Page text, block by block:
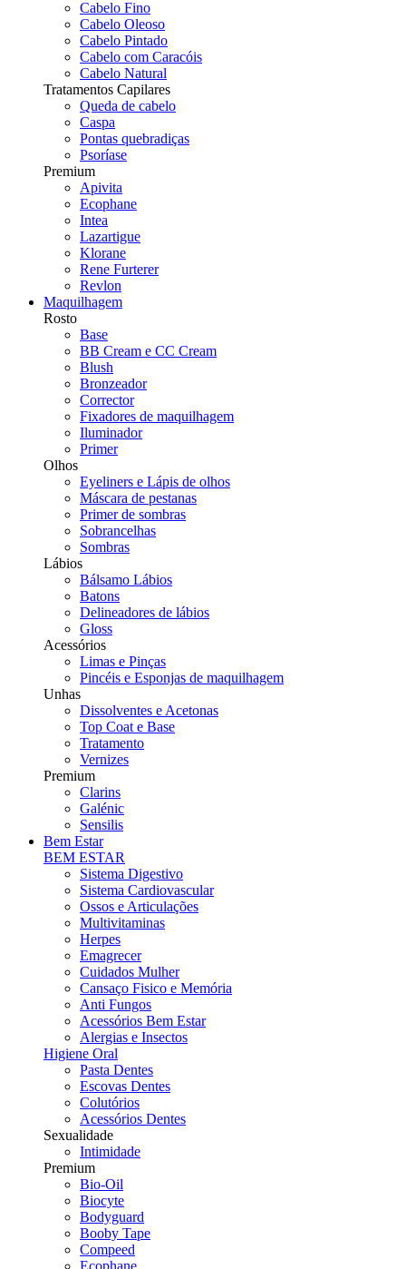
Cabelo Fino
Cabelo Oleoso
Cabelo Pintado
Cabelo com Caracóis
Cabelo Natural
Tratamentos Capilares
Queda de cabelo
Caspa
Pontas quebradiças
Psoríase
Premium
Apivita
Ecophane
Intea
Lazartigue
Klorane
Rene Furterer
Revlon
Maquilhagem
Rosto
Base
BB Cream e CC Cream
Blush
Bronzeador
Corrector
Fixadores de maquilhagem
Iluminador
Primer
Olhos
Eyeliners e Lápis de olhos
Máscara de pestanas
Primer de sombras
Sobrancelhas
Sombras
Lábios
Bálsamo Lábios
Batons
Delineadores de lábios
Gloss
Acessórios
Limas e Pinças
Pincéis e Esponjas de maquilhagem
Unhas
Dissolventes e Acetonas
Top Coat e Base
Tratamento
Vernizes
Premium
Clarins
Galénic
Sensilis
Bem Estar
BEM ESTAR
Sistema Digestivo
Sistema Cardiovascular
Ossos e Articulações
Multivitaminas
Herpes
Emagrecer
Cuidados Mulher
Cansaço Fisico e Memória
Anti Fungos
Acessórios Bem Estar
Alergias e Insectos
Higiene Oral
Pasta Dentes
Escovas Dentes
Colutórios
Acessórios Dentes
Sexualidade
Intimidade
Premium
Bio-Oil
Biocyte
Bodyguard
Booby Tape
Compeed
Ecophane